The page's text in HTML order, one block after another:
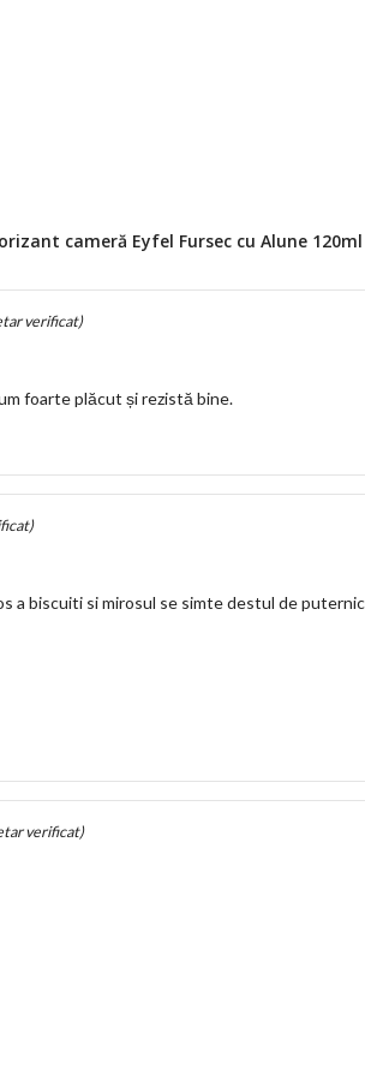
cameră Eyfel Fursec cu Alune 120ml
verificat)
foarte plăcut și rezistă bine.
a biscuiti si mirosul se simte destul de
verificat)